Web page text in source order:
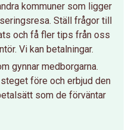
kommuner som ligger
Ställ frågor till
och få fler tips från oss
Vi kan betalningar.
gynnar medborgarna.
före och erbjud den
som de förväntar